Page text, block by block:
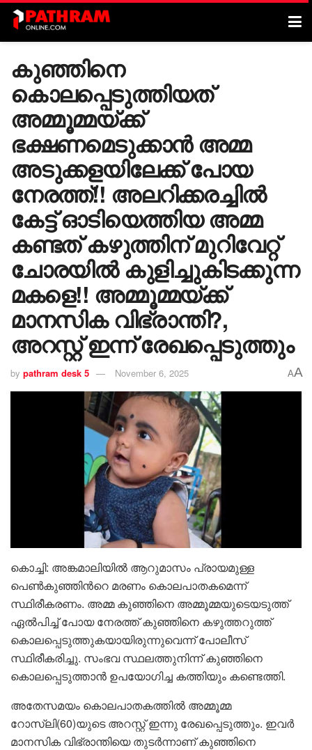
കുഞ്ഞിനെ
കൊലപ്പെടുത്തിയത്
അമ്മൂമ്മയ്ക്ക്
ഭക്ഷണമെടുക്കാൻ അമ്മ
അടുക്കളയിലേക്ക് പോയ
നേരത്ത്!! അലറിക്കരച്ചിൽ
കേട്ട് ഓടിയെത്തിയ അമ്മ
കണ്ടത് കഴുത്തിന് മുറിവേറ്റ്
ചോരയിൽ കുളിച്ചുകിടക്കുന്ന
മകളെ!! അമ്മൂമ്മയ്ക്ക്
മാനസിക വിഭ്രാന്തി?,
അറസ്റ്റ് ഇന്ന് രേഖപ്പെടുത്തും
by pathram desk 5 November 6, 2025 AA
കൊച്ചി: അങ്കമാലിയിൽ ആറുമാസം പ്രായമുള്ള
പെൺകുഞ്ഞിൻറെ മരണം കൊലപാതകമെന്ന്
സ്ഥിരീകരണം. അമ്മ കുഞ്ഞിനെ അമ്മൂമ്മയുടെയടുത്ത്
ഏൽപിച്ച് പോയ നേരത്ത് കുഞ്ഞിനെ കഴുത്തറുത്ത്
കൊലപ്പെടുത്തുകയായിരുന്നുവെന്ന് പോലീസ്
സ്ഥിരീകരിച്ചു. സംഭവ സ്ഥലത്തുനിന്ന് കുഞ്ഞിനെ
കൊലപ്പെടുത്താൻ ഉപയോഗിച്ച കത്തിയും കണ്ടെത്തി.
അതേസമയം കൊലപാതകത്തിൽ അമ്മൂമ്മ
റോസ്‌ലി(60)യുടെ അറസ്റ്റ് ഇന്നു രേഖപ്പെടുത്തും. ഇവർ
മാനസിക വിഭ്രാന്തിയെ തുടർന്നാണ് കുഞ്ഞിനെ